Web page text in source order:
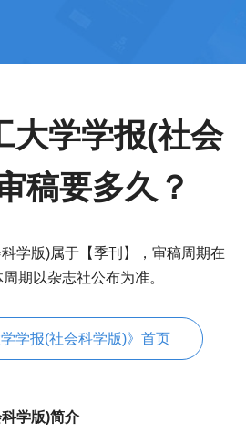
大学学报(社会
稿要多久？
学版)属于【季刊】，审稿周期在
期以杂志社公布为准。
学报(社会科学版)》首页
学版)简介